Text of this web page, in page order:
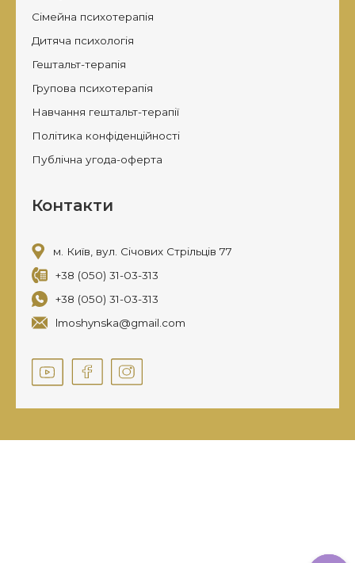
Сімейна психотерапія
Дитяча психологія
Гештальт-терапія
Групова психотерапія
Навчання гештальт-терапії
Політика конфіденційності
Публічна угода-оферта
Контакти
м. Київ, вул. Січових Стрільців 77
+38 (050) 31-03-313
+38 (050) 31-03-313
lmoshynska@gmail.com